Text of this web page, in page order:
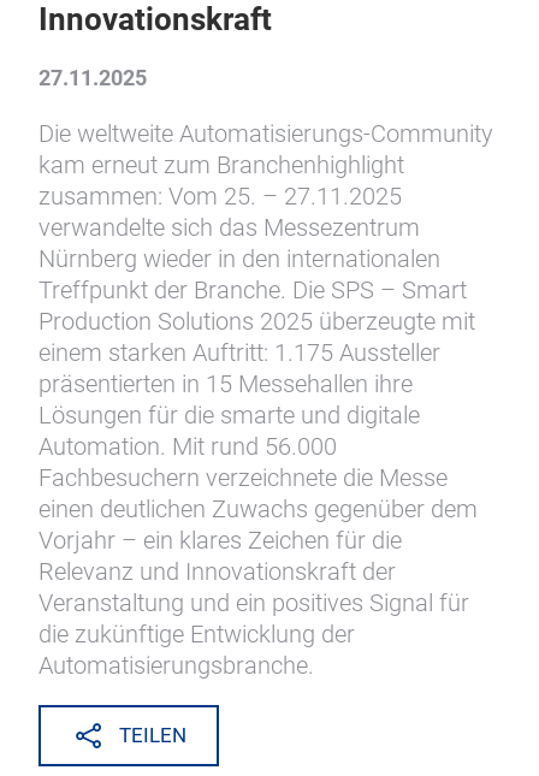
Innovationskraft
27.11.2025
Die weltweite Automatisierungs-Community
kam erneut zum Branchenhighlight
zusammen: Vom 25. – 27.11.2025
verwandelte sich das Messezentrum
Nürnberg wieder in den internationalen
Treffpunkt der Branche. Die SPS – Smart
Production Solutions 2025 überzeugte mit
einem starken Auftritt: 1.175 Aussteller
präsentierten in 15 Messehallen ihre
Lösungen für die smarte und digitale
Automation. Mit rund 56.000
Fachbesuchern verzeichnete die Messe
einen deutlichen Zuwachs gegenüber dem
Vorjahr – ein klares Zeichen für die
Relevanz und Innovationskraft der
Veranstaltung und ein positives Signal für
die zukünftige Entwicklung der
Automatisierungsbranche.
TEILEN